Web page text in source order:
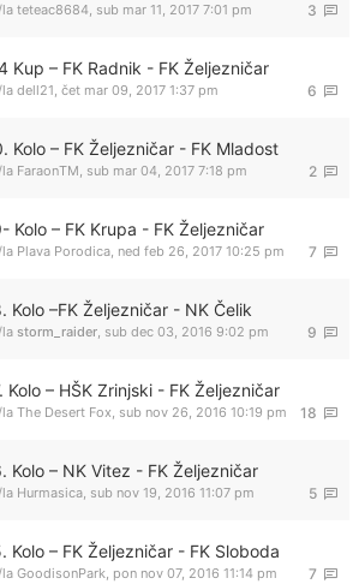
3
teteac8684, sub mar 11, 2017 7:01 pm
Kup – FK Radnik - FK Željezničar
6
dell21, čet mar 09, 2017 1:37 pm
Kolo – FK Željezničar - FK Mladost
2
FaraonTM, sub mar 04, 2017 7:18 pm
Kolo – FK Krupa - FK Željezničar
7
Plava Porodica, ned feb 26, 2017 10:25 pm
Kolo –FK Željezničar - NK Čelik
9
storm_raider, sub dec 03, 2016 9:02 pm
Kolo – HŠK Zrinjski - FK Željezničar
18
The Desert Fox, sub nov 26, 2016 10:19 pm
Kolo – NK Vitez - FK Željezničar
5
Hurmasica, sub nov 19, 2016 11:07 pm
Kolo – FK Željezničar - FK Sloboda
7
GoodisonPark, pon nov 07, 2016 11:14 pm